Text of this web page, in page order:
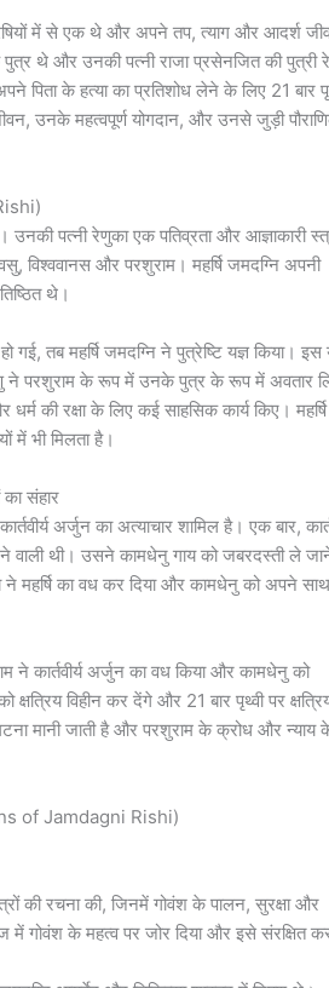
में से एक थे और अपने तप, त्याग और आदर्श
थे और उनकी पत्नी राजा प्रसेनजित की पुत्री
पिता के हत्या का प्रतिशोध लेने के लिए 21 बार
उनके महत्वपूर्ण योगदान, और उनसे जुड़ी
पत्नी रेणुका एक पतिव्रता और आज्ञाकारी
और परशुराम। महर्षि जमदग्नि अपनी
थे।
तब महर्षि जमदग्नि ने पुत्रेष्टि यज्ञ किया। इस
ने परशुराम के रूप में उनके पुत्र के रूप में अवतार
की रक्षा के लिए कई साहसिक कार्य किए। महर्षि
में भी मिलता है।
संहार
अर्जुन का अत्याचार शामिल है। एक बार,
वाली थी। उसने कामधेनु गाय को जबरदस्ती ले
ने महर्षि का वध कर दिया और कामधेनु को अपने
ने कार्तवीर्य अर्जुन का वध किया और कामधेनु को
विहीन कर देंगे और 21 बार पृथ्वी पर
मानी जाती है और परशुराम के क्रोध और न्याय
of Jamdagni Rishi)
की रचना की, जिनमें गोवंश के पालन, सुरक्षा और
में गोवंश के महत्व पर जोर दिया और इसे संरक्षित